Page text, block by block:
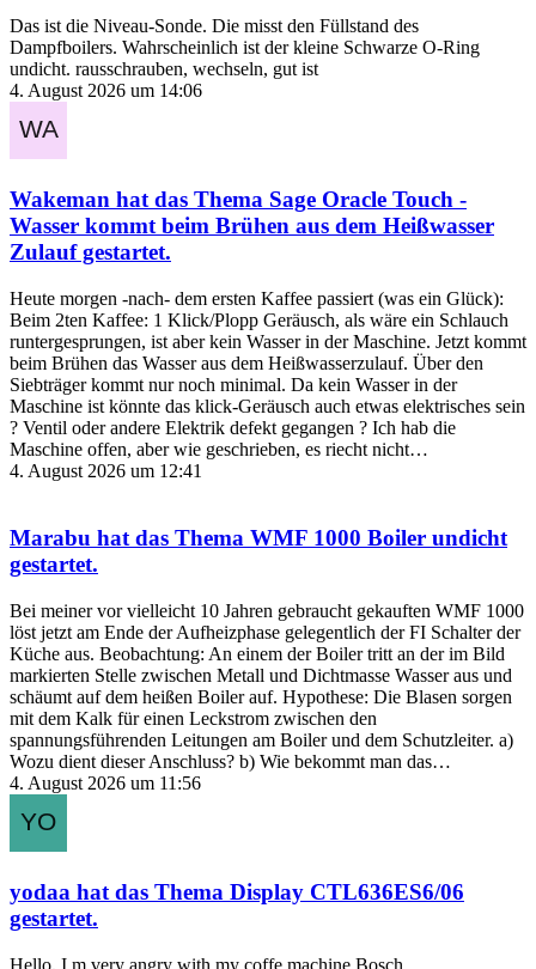
Das ist die Niveau-Sonde. Die misst den Füllstand des
Dampfboilers. Wahrscheinlich ist der kleine Schwarze O-Ring
undicht. rausschrauben, wechseln, gut ist
4. August 2026 um 14:06
Wakeman hat das Thema Sage Oracle Touch -
Wasser kommt beim Brühen aus dem Heißwasser
Zulaufgestartet.
Heute morgen -nach- dem ersten Kaffee passiert (was ein Glück):
Beim 2ten Kaffee: 1 Klick/Plopp Geräusch, als wäre ein Schlauch
runtergesprungen, ist aber kein Wasser in der Maschine. Jetzt kommt
beim Brühen das Wasser aus dem Heißwasserzulauf. Über den
Siebträger kommt nur noch minimal. Da kein Wasser in der
Maschine ist könnte das klick-Geräusch auch etwas elektrisches sein
? Ventil oder andere Elektrik defekt gegangen ? Ich hab die
Maschine offen, aber wie geschrieben, es riecht nicht…
4. August 2026 um 12:41
Marabu hat das Thema WMF 1000 Boiler undicht
gestartet.
Bei meiner vor vielleicht 10 Jahren gebraucht gekauften WMF 1000
löst jetzt am Ende der Aufheizphase gelegentlich der FI Schalter der
Küche aus. Beobachtung: An einem der Boiler tritt an der im Bild
markierten Stelle zwischen Metall und Dichtmasse Wasser aus und
schäumt auf dem heißen Boiler auf. Hypothese: Die Blasen sorgen
mit dem Kalk für einen Leckstrom zwischen den
spannungsführenden Leitungen am Boiler und dem Schutzleiter. a)
Wozu dient dieser Anschluss? b) Wie bekommt man das…
4. August 2026 um 11:56
yodaa hat das Thema Display CTL636ES6/06
gestartet.
Hello, I m very angry with my coffe machine Bosch